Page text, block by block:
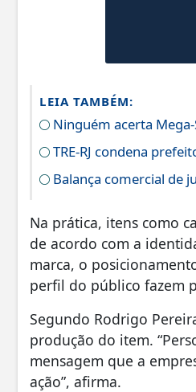
LEIA TAMBÉM:
Ninguém acerta
TRE-RJ condena
Balança comercial de
Na prática, itens como
de acordo com a
marca, o
perfil do público fazem
Segundo Rodrigo
produção do item.
mensagem que a
ação”, afirma.